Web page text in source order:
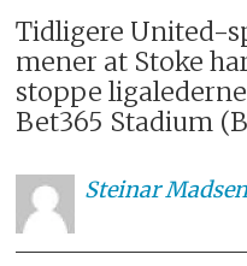
Tidligere United-
mener at Stoke
stoppe
Bet365 Stadium
SteinarMadsen